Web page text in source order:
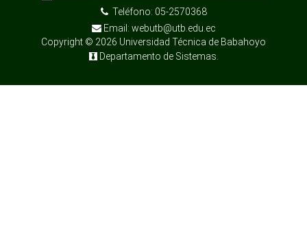
Teléfono: 05-2570368
Email: webutb@utb.edu.ec
Copyright © 2026 Universidad Técnica de Babahoyo
Departamento de Sistemas.